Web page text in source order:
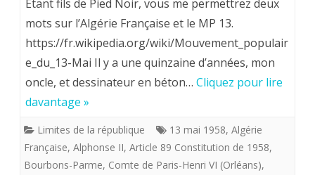
la
France,
un
Etant fils de Pied Noir, vous me permettrez deux
mots sur l’Algérie Française et le MP 13.
https://fr.wikipedia.org/wiki/Mouvement_populair
e_du_13-Mai Il y a une quinzaine d’années, mon
oncle, et dessinateur en béton… Cliquez pour lire
davantage »
Limites de la république 13 mai 1958, Algérie
Française, Alphonse II, Article 89 Constitution de 1958,
Bourbons-Parme, Comte de Paris-Henri VI (Orléans),